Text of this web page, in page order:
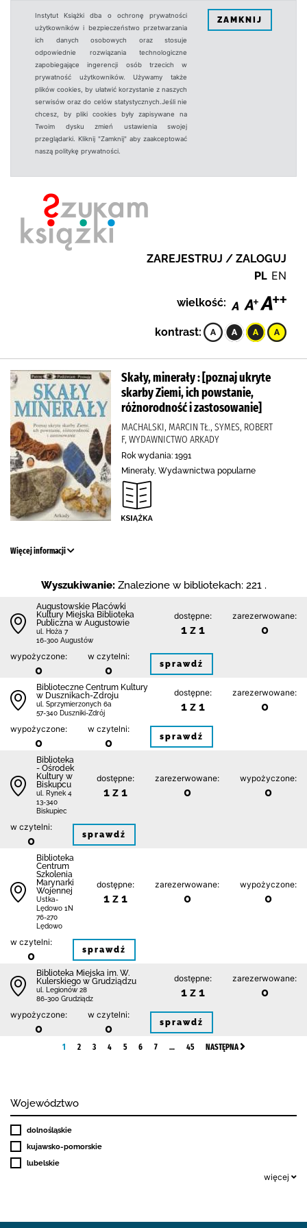
Instytut Książki dba o ochronę prywatności
użytkowników i bezpieczeństwo przetwarzania
ich danych osobowych oraz stosuje
odpowiednie rozwiązania technologiczne
zapobiegające ingerencji osób trzecich w
prywatność użytkowników. Używamy także
plików cookies, by ułatwić korzystanie z naszych
serwisów oraz do celów statystycznych.Jeśli nie
chcesz, by pliki cookies były zapisywane na
Twoim dysku zmień ustawienia swojej
przeglądarki. Kliknij "Zamknij" aby zaakceptować
naszą politykę prywatności.
ZAMKNIJ
ZAREJESTRUJ / ZALOGUJ
PL EN
wielkość:
kontrast:
Skały, minerały : [poznaj ukryte
skarby Ziemi, ich powstanie,
różnorodność i zastosowanie]
MACHALSKI, MARCIN TŁ., SYMES, ROBERT
F, WYDAWNICTWO ARKADY
Rok wydania: 1991
Minerały, Wydawnictwa popularne
Więcej informacji
Wyszukiwanie: Znalezione w bibliotekach: 221 .
Augustowskie Placówki
Kultury Miejska Biblioteka
Publiczna w Augustowie
ul. Hoża 7
16-300 Augustów
dostępne:
1 z 1
zarezerwowane:
0
wypożyczone:
0
w czytelni:
0 sprawdź
Biblioteczne Centrum Kultury
w Dusznikach-Zdroju
ul. Sprzymierzonych 6a
57-340 Duszniki-Zdrój
dostępne:
1 z 1
zarezerwowane:
0
wypożyczone:
0
w czytelni:
0 sprawdź
Biblioteka
- Ośrodek
Kultury w
Biskupcu
ul. Rynek 4
13-340
Biskupiec
dostępne:
1 z 1
zarezerwowane:
0
wypożyczone:
0
w czytelni:
0 sprawdź
Biblioteka
Centrum
Szkolenia
Marynarki
Wojennej
Ustka-
Lędowo 1N
76-270
Lędowo
dostępne:
1 z 1
zarezerwowane:
0
wypożyczone:
0
w czytelni:
0 sprawdź
Biblioteka Miejska im. W.
Kulerskiego w Grudziądzu
ul. Legionów 28
86-300 Grudziądz
dostępne:
1 z 1
zarezerwowane:
0
wypożyczone:
0
w czytelni:
0 sprawdź
1 2 3 4 5 6 7 … 45 NASTĘPNA
Województwo
dolnośląskie
kujawsko-pomorskie
lubelskie
więcej